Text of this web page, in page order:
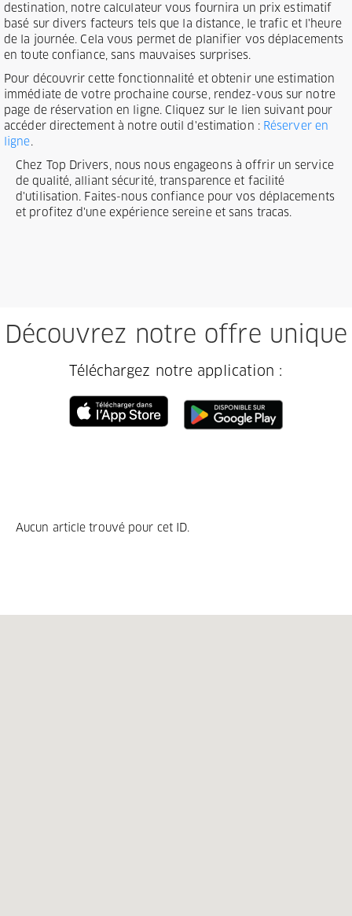
destination, notre calculateur vous fournira un prix estimatif
basé sur divers facteurs tels que la distance, le trafic et l'heure
de la journée. Cela vous permet de planifier vos déplacements
en toute confiance, sans mauvaises surprises.
Pour découvrir cette fonctionnalité et obtenir une estimation
immédiate de votre prochaine course, rendez-vous sur notre
page de réservation en ligne. Cliquez sur le lien suivant pour
accéder directement à notre outil d'estimation : Réserver en
ligne.
Chez Top Drivers, nous nous engageons à offrir un service
de qualité, alliant sécurité, transparence et facilité
d'utilisation. Faites-nous confiance pour vos déplacements
et profitez d'une expérience sereine et sans tracas.
Découvrez notre offre unique
Téléchargez notre application :
Aucun article trouvé pour cet ID.